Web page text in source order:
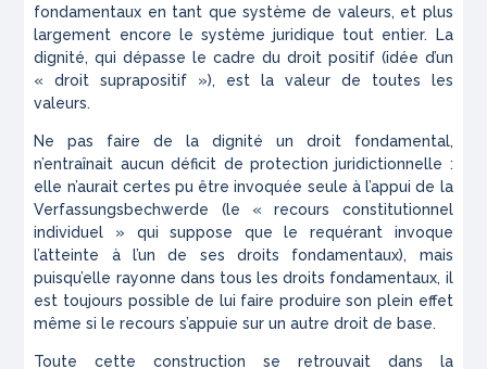
fondamentaux en tant que système de valeurs, et plus
largement encore le système juridique tout entier. La
dignité, qui dépasse le cadre du droit positif (idée d’un
« droit suprapositif »), est la valeur de toutes les
valeurs.
Ne pas faire de la dignité un droit fondamental,
n’entraînait aucun déficit de protection juridictionnelle :
elle n’aurait certes pu être invoquée seule à l’appui de la
Verfassungsbechwerde (le « recours constitutionnel
individuel » qui suppose que le requérant invoque
l’atteinte à l’un de ses droits fondamentaux), mais
puisqu’elle rayonne dans tous les droits fondamentaux, il
est toujours possible de lui faire produire son plein effet
même si le recours s’appuie sur un autre droit de base.
Toute cette construction se retrouvait dans la